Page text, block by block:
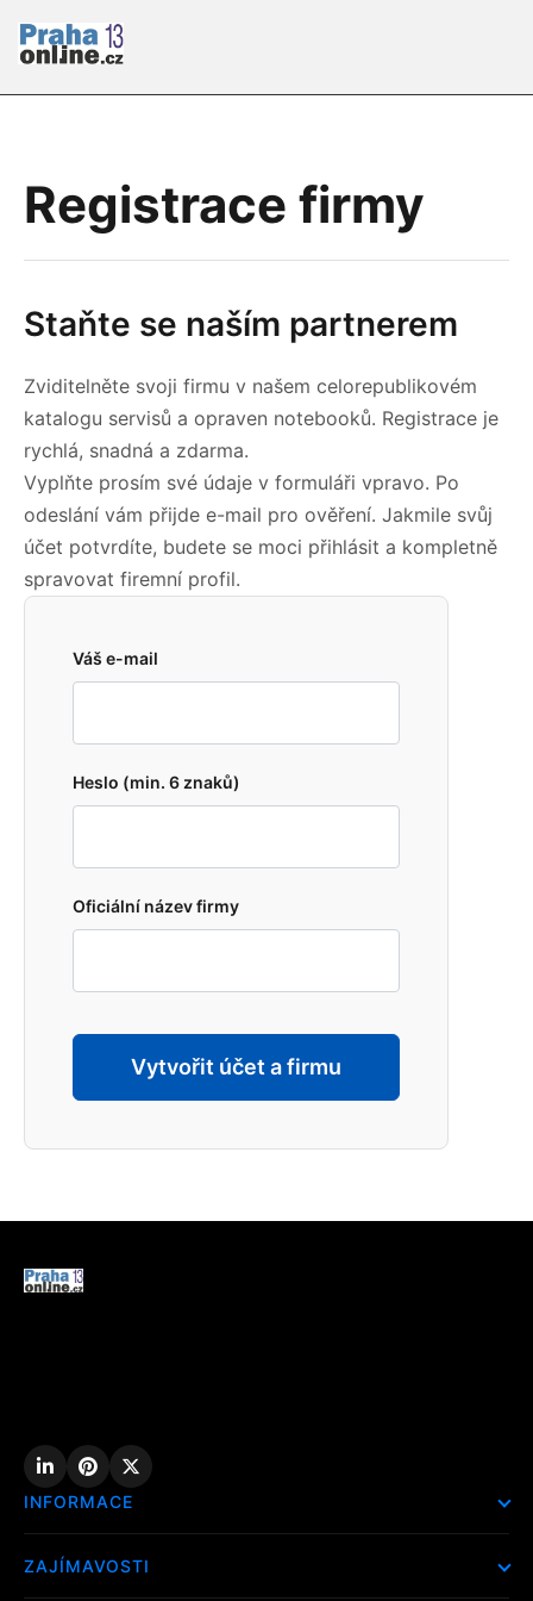
Registrace firmy
Staňte se naším partnerem
Zviditelněte svoji firmu v našem celorepublikovém
katalogu servisů a opraven notebooků. Registrace je
rychlá, snadná a zdarma.
Vyplňte prosím své údaje v formuláři vpravo. Po
odeslání vám přijde e-mail pro ověření. Jakmile svůj
účet potvrdíte, budete se moci přihlásit a kompletně
spravovat firemní profil.
Váš e-mail
Heslo (min. 6 znaků)
Oficiální název firmy
Vytvořit účet a firmu
INFORMACE
Hlavní stránka !
Kontakt
ZAJÍMAVOSTI
Redaktoři